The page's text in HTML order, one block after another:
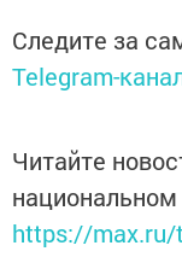
Следите за
Telegram-
Читайте
https://max.ru/